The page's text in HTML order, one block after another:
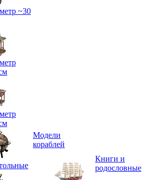
~30
Модели
кораблей
Книги и
родословные